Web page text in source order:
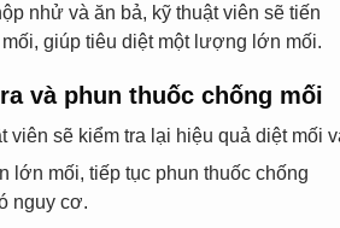
nhử và ăn bả, kỹ thuật viên sẽ tiến
giúp tiêu diệt một lượng lớn mối.
và phun thuốc chống mối
viên sẽ kiểm tra lại hiệu quả diệt mối
lớn mối, tiếp tục phun thuốc chống
nguy cơ.